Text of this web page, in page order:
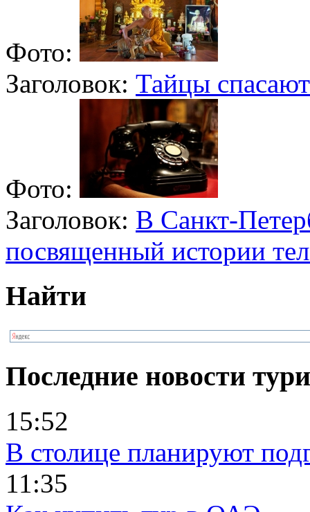
Фото:
Заголовок: Тайцы
Фото:
Заголовок: В Санкт-
посвященный истории
Найти
Последние новости
15:52
В столице планируют
11:35